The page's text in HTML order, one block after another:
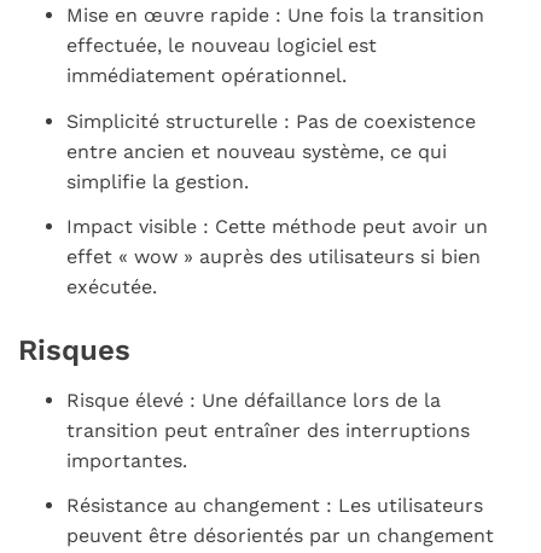
Mise en œuvre rapide : Une fois la transition
effectuée, le nouveau logiciel est
immédiatement opérationnel.
Simplicité structurelle : Pas de coexistence
entre ancien et nouveau système, ce qui
simplifie la gestion.
Impact visible : Cette méthode peut avoir un
effet « wow » auprès des utilisateurs si bien
exécutée.
Risques
Risque élevé : Une défaillance lors de la
transition peut entraîner des interruptions
importantes.
Résistance au changement : Les utilisateurs
peuvent être désorientés par un changement